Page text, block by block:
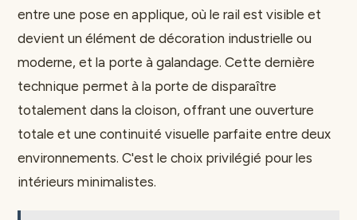
entre une pose en applique, où le rail est visible et
devient un élément de décoration industrielle ou
moderne, et la porte à galandage. Cette dernière
technique permet à la porte de disparaître
totalement dans la cloison, offrant une ouverture
totale et une continuité visuelle parfaite entre deux
environnements. C'est le choix privilégié pour les
intérieurs minimalistes.